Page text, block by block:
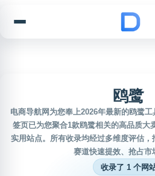
鸥鹭
电商导航网为您奉上2026年最新的鸥鹭
签页已为您聚合1款鸥鹭相关的高品质大
实用站点。所有收录均经过多维度评估
赛道快速提效、抢占市
收录了 1 个网